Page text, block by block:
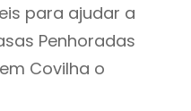
para ajudar a
Penhoradas
Covilha o